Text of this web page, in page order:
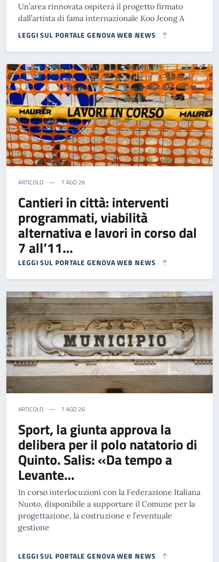
Un’area rinnovata ospiterà il progetto firmato
dall’artista di fama internazionale Koo Jeong A
LEGGI SUL PORTALE GENOVA WEB NEWS
ARTICOLO 7 AGO 26
Cantieri in città: interventi
programmati, viabilità
alternativa e lavori in corso dal
7 all’11…
LEGGI SUL PORTALE GENOVA WEB NEWS
ARTICOLO 7 AGO 26
Sport, la giunta approva la
delibera per il polo natatorio di
Quinto. Salis: «Da tempo a
Levante…
In corso interlocuzioni con la Federazione Italiana
Nuoto, disponibile a supportare il Comune per la
progettazione, la costruzione e l’eventuale
gestione
LEGGI SUL PORTALE GENOVA WEB NEWS